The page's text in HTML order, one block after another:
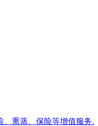
、熏蒸、保险等增值服